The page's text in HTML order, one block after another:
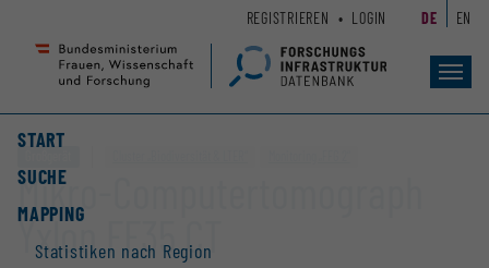
Seiteninhalt
Accesskey
Hauptnavigation
Accesskey
START
SUCHE
MAPPING
Statistiken nach Region
REGISTRIEREN LOGIN DE EN
Mikro-Computertomograph
Yxlon FF35 CT